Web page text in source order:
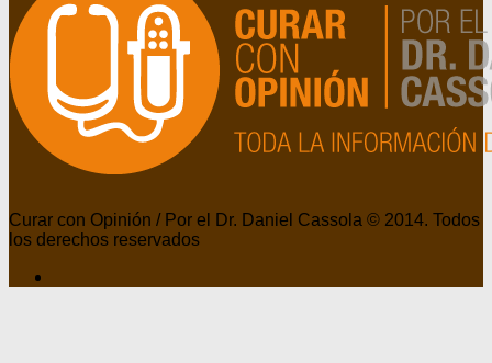
Curar con Opinión / Por el Dr. Daniel Cassola © 2014. Todos
los derechos reservados